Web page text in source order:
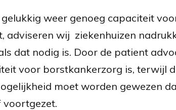
weer genoeg capaciteit
adviseren wij ziekenhuizen
dat nodig is. Door de patient
voor borstkankerzorg is, terwijl
moet worden gewezen
voortgezet.